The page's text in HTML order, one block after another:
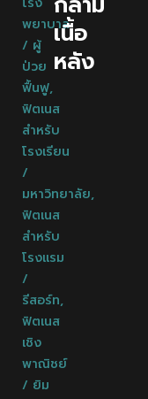
พยาบาล
/ ผู้
ป่วย
ฟื้นฟู,
ฟิตเนส
สำหรับ
โรงเรียน
/
มหาวิทยาลัย,
ฟิตเนส
สำหรับ
โรงแรม
/
รีสอร์ท,
ฟิตเนส
เชิง
พาณิชย์
/ ยิม
เนื้อ
หลัง